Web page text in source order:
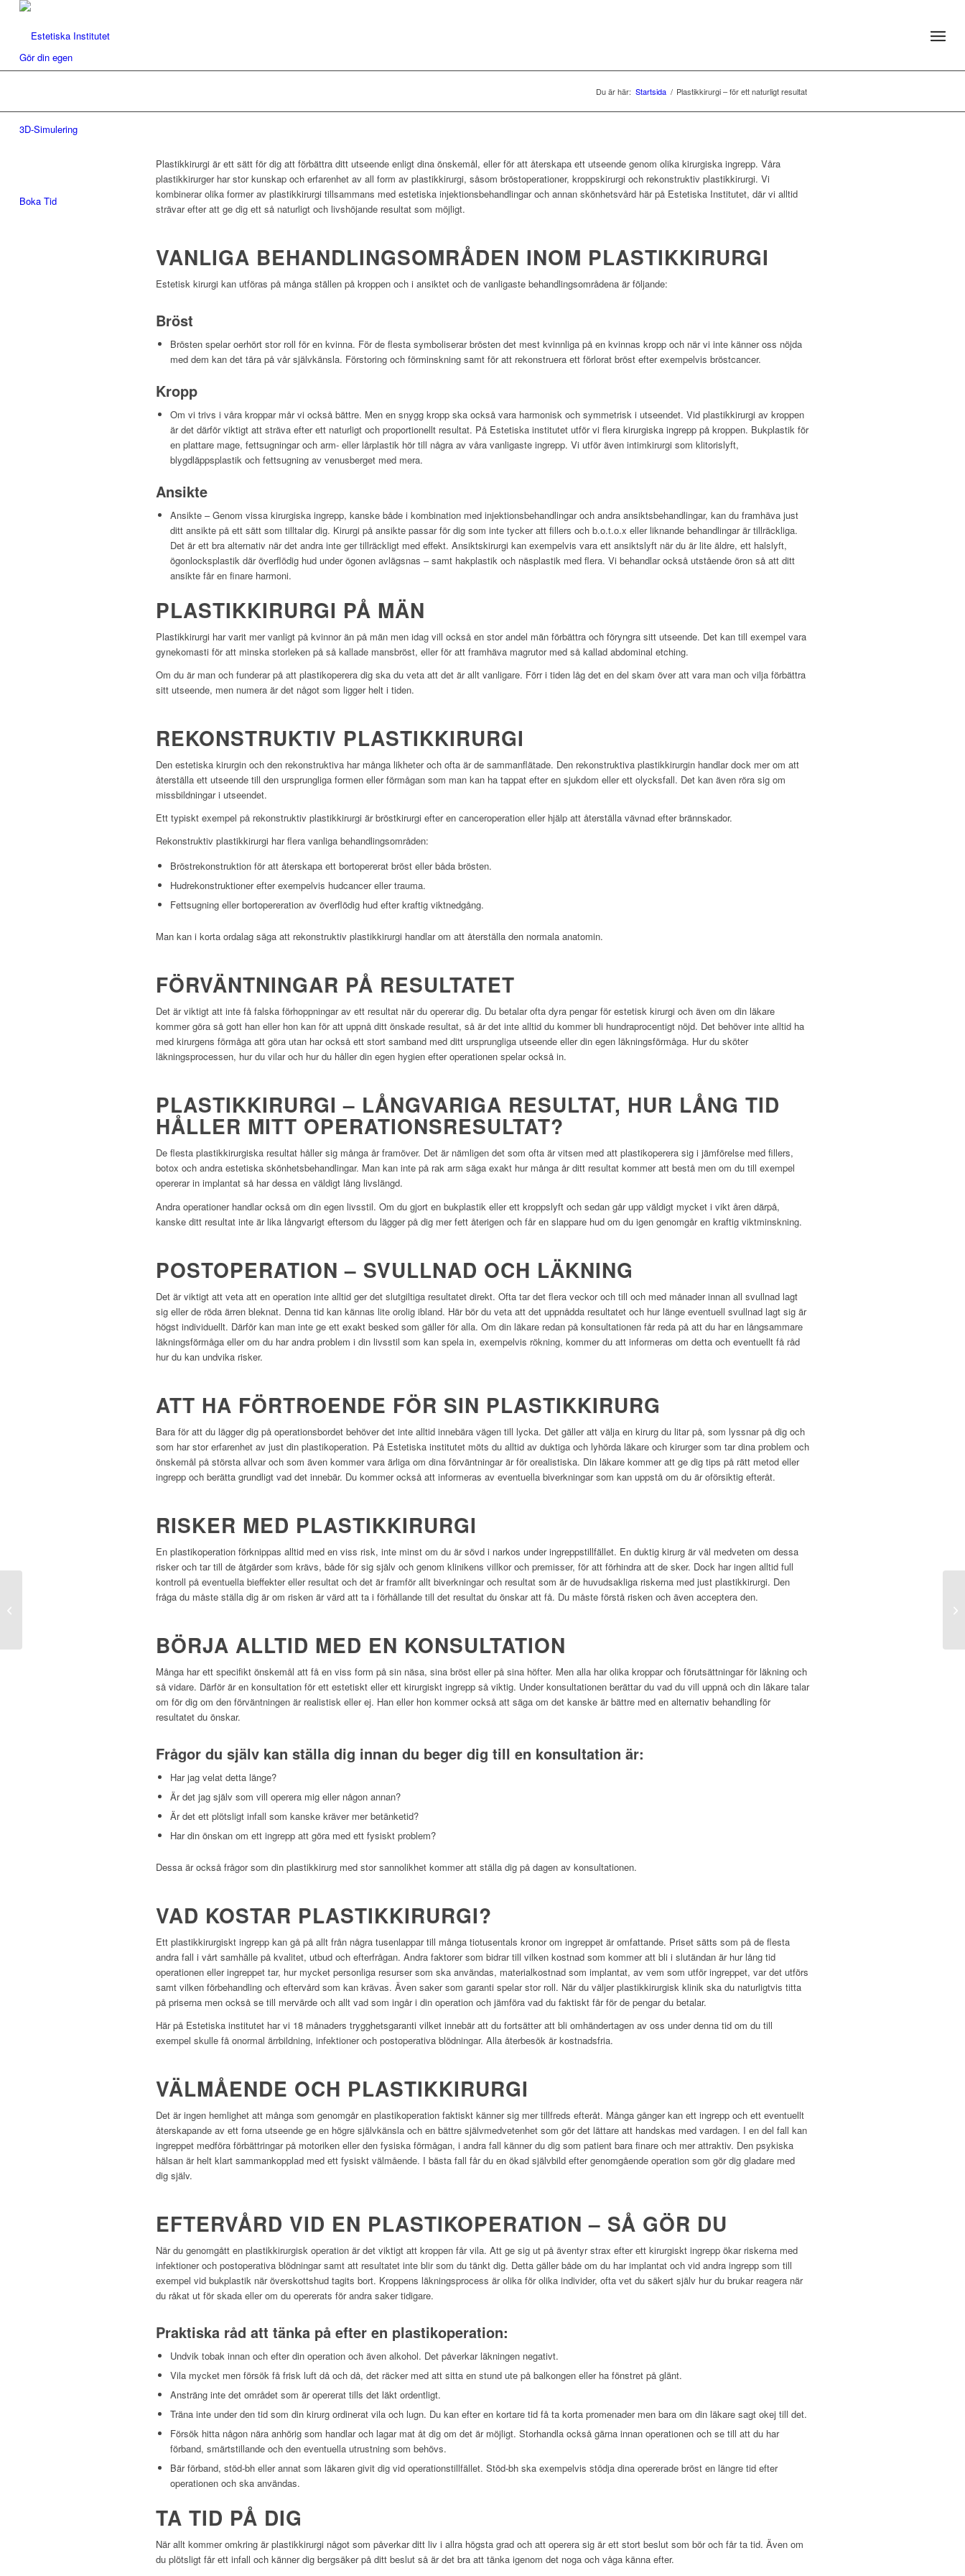
Gör din egen
3D-Simulering
Boka Tid
Du är här: Startsida / Plastikkirurgi – för ett naturligt resultat
Plastikkirurgi är ett sätt för dig att förbättra ditt utseende enligt dina önskemål, eller för att återskapa ett utseende genom olika kirurgiska ingrepp. Våra
plastikkirurger har stor kunskap och erfarenhet av all form av plastikkirurgi, såsom bröstoperationer, kroppskirurgi och rekonstruktiv plastikkirurgi. Vi
kombinerar olika former av plastikkirurgi tillsammans med estetiska injektionsbehandlingar och annan skönhetsvård här på Estetiska Institutet, där vi alltid
strävar efter att ge dig ett så naturligt och livshöjande resultat som möjligt.
VANLIGA BEHANDLINGSOMRÅDEN INOM PLASTIKKIRURGI
Estetisk kirurgi kan utföras på många ställen på kroppen och i ansiktet och de vanligaste behandlingsområdena är följande:
Bröst
Brösten spelar oerhört stor roll för en kvinna. För de flesta symboliserar brösten det mest kvinnliga på en kvinnas kropp och när vi inte känner oss nöjda
med dem kan det tära på vår självkänsla. Förstoring och förminskning samt för att rekonstruera ett förlorat bröst efter exempelvis bröstcancer.
Kropp
Om vi trivs i våra kroppar mår vi också bättre. Men en snygg kropp ska också vara harmonisk och symmetrisk i utseendet. Vid plastikkirurgi av kroppen
är det därför viktigt att sträva efter ett naturligt och proportionellt resultat. På Estetiska institutet utför vi flera kirurgiska ingrepp på kroppen. Bukplastik för
en plattare mage, fettsugningar och arm- eller lårplastik hör till några av våra vanligaste ingrepp. Vi utför även intimkirurgi som klitorislyft,
blygdläppsplastik och fettsugning av venusberget med mera.
Ansikte
Ansikte – Genom vissa kirurgiska ingrepp, kanske både i kombination med injektionsbehandlingar och andra ansiktsbehandlingar, kan du framhäva just
ditt ansikte på ett sätt som tilltalar dig. Kirurgi på ansikte passar för dig som inte tycker att fillers och b.o.t.o.x eller liknande behandlingar är tillräckliga.
Det är ett bra alternativ när det andra inte ger tillräckligt med effekt. Ansiktskirurgi kan exempelvis vara ett ansiktslyft när du är lite äldre, ett halslyft,
ögonlocksplastik där överflödig hud under ögonen avlägsnas – samt hakplastik och näsplastik med flera. Vi behandlar också utstående öron så att ditt
ansikte får en finare harmoni.
PLASTIKKIRURGI PÅ MÄN
Plastikkirurgi har varit mer vanligt på kvinnor än på män men idag vill också en stor andel män förbättra och föryngra sitt utseende. Det kan till exempel vara
gynekomasti för att minska storleken på så kallade mansbröst, eller för att framhäva magrutor med så kallad abdominal etching.
Om du är man och funderar på att plastikoperera dig ska du veta att det är allt vanligare. Förr i tiden låg det en del skam över att vara man och vilja förbättra
sitt utseende, men numera är det något som ligger helt i tiden.
REKONSTRUKTIV PLASTIKKIRURGI
Den estetiska kirurgin och den rekonstruktiva har många likheter och ofta är de sammanflätade. Den rekonstruktiva plastikkirurgin handlar dock mer om att
återställa ett utseende till den ursprungliga formen eller förmågan som man kan ha tappat efter en sjukdom eller ett olycksfall. Det kan även röra sig om
missbildningar i utseendet.
Ett typiskt exempel på rekonstruktiv plastikkirurgi är bröstkirurgi efter en canceroperation eller hjälp att återställa vävnad efter brännskador.
Rekonstruktiv plastikkirurgi har flera vanliga behandlingsområden:
Bröstrekonstruktion för att återskapa ett bortopererat bröst eller båda brösten.
Hudrekonstruktioner efter exempelvis hudcancer eller trauma.
Fettsugning eller bortopereration av överflödig hud efter kraftig viktnedgång.
Man kan i korta ordalag säga att rekonstruktiv plastikkirurgi handlar om att återställa den normala anatomin.
FÖRVÄNTNINGAR PÅ RESULTATET
Det är viktigt att inte få falska förhoppningar av ett resultat när du opererar dig. Du betalar ofta dyra pengar för estetisk kirurgi och även om din läkare
kommer göra så gott han eller hon kan för att uppnå ditt önskade resultat, så är det inte alltid du kommer bli hundraprocentigt nöjd. Det behöver inte alltid ha
med kirurgens förmåga att göra utan har också ett stort samband med ditt ursprungliga utseende eller din egen läkningsförmåga. Hur du sköter
läkningsprocessen, hur du vilar och hur du håller din egen hygien efter operationen spelar också in.
PLASTIKKIRURGI – LÅNGVARIGA RESULTAT, HUR LÅNG TID
HÅLLER MITT OPERATIONSRESULTAT?
De flesta plastikkirurgiska resultat håller sig många år framöver. Det är nämligen det som ofta är vitsen med att plastikoperera sig i jämförelse med fillers,
botox och andra estetiska skönhetsbehandlingar. Man kan inte på rak arm säga exakt hur många år ditt resultat kommer att bestå men om du till exempel
opererar in implantat så har dessa en väldigt lång livslängd.
Andra operationer handlar också om din egen livsstil. Om du gjort en bukplastik eller ett kroppslyft och sedan går upp väldigt mycket i vikt åren därpå,
kanske ditt resultat inte är lika långvarigt eftersom du lägger på dig mer fett återigen och får en slappare hud om du igen genomgår en kraftig viktminskning.
POSTOPERATION – SVULLNAD OCH LÄKNING
Det är viktigt att veta att en operation inte alltid ger det slutgiltiga resultatet direkt. Ofta tar det flera veckor och till och med månader innan all svullnad lagt
sig eller de röda ärren bleknat. Denna tid kan kännas lite orolig ibland. Här bör du veta att det uppnådda resultatet och hur länge eventuell svullnad lagt sig är
högst individuellt. Därför kan man inte ge ett exakt besked som gäller för alla. Om din läkare redan på konsultationen får reda på att du har en långsammare
läkningsförmåga eller om du har andra problem i din livsstil som kan spela in, exempelvis rökning, kommer du att informeras om detta och eventuellt få råd
hur du kan undvika risker.
ATT HA FÖRTROENDE FÖR SIN PLASTIKKIRURG
Bara för att du lägger dig på operationsbordet behöver det inte alltid innebära vägen till lycka. Det gäller att välja en kirurg du litar på, som lyssnar på dig och
som har stor erfarenhet av just din plastikoperation. På Estetiska institutet möts du alltid av duktiga och lyhörda läkare och kirurger som tar dina problem och
önskemål på största allvar och som även kommer vara ärliga om dina förväntningar är för orealistiska. Din läkare kommer att ge dig tips på rätt metod eller
ingrepp och berätta grundligt vad det innebär. Du kommer också att informeras av eventuella biverkningar som kan uppstå om du är oförsiktig efteråt.
RISKER MED PLASTIKKIRURGI
En plastikoperation förknippas alltid med en viss risk, inte minst om du är sövd i narkos under ingreppstillfället. En duktig kirurg är väl medveten om dessa
risker och tar till de åtgärder som krävs, både för sig själv och genom klinikens villkor och premisser, för att förhindra att de sker. Dock har ingen alltid full
kontroll på eventuella bieffekter eller resultat och det är framför allt biverkningar och resultat som är de huvudsakliga riskerna med just plastikkirurgi. Den
fråga du måste ställa dig är om risken är värd att ta i förhållande till det resultat du önskar att få. Du måste förstå risken och även acceptera den.
BÖRJA ALLTID MED EN KONSULTATION
Många har ett specifikt önskemål att få en viss form på sin näsa, sina bröst eller på sina höfter. Men alla har olika kroppar och förutsättningar för läkning och
så vidare. Därför är en konsultation för ett estetiskt eller ett kirurgiskt ingrepp så viktig. Under konsultationen berättar du vad du vill uppnå och din läkare talar
om för dig om den förväntningen är realistisk eller ej. Han eller hon kommer också att säga om det kanske är bättre med en alternativ behandling för
resultatet du önskar.
Frågor du själv kan ställa dig innan du beger dig till en konsultation är:
Har jag velat detta länge?
Är det jag själv som vill operera mig eller någon annan?
Är det ett plötsligt infall som kanske kräver mer betänketid?
Har din önskan om ett ingrepp att göra med ett fysiskt problem?
Dessa är också frågor som din plastikkirurg med stor sannolikhet kommer att ställa dig på dagen av konsultationen.
VAD KOSTAR PLASTIKKIRURGI?
Ett plastikkirurgiskt ingrepp kan gå på allt från några tusenlappar till många tiotusentals kronor om ingreppet är omfattande. Priset sätts som på de flesta
andra fall i vårt samhälle på kvalitet, utbud och efterfrågan. Andra faktorer som bidrar till vilken kostnad som kommer att bli i slutändan är hur lång tid
operationen eller ingreppet tar, hur mycket personliga resurser som ska användas, materialkostnad som implantat, av vem som utför ingreppet, var det utförs
samt vilken förbehandling och eftervård som kan krävas. Även saker som garanti spelar stor roll. När du väljer plastikkirurgisk klinik ska du naturligtvis titta
på priserna men också se till mervärde och allt vad som ingår i din operation och jämföra vad du faktiskt får för de pengar du betalar.
Här på Estetiska institutet har vi 18 månaders trygghetsgaranti vilket innebär att du fortsätter att bli omhändertagen av oss under denna tid om du till
exempel skulle få onormal ärrbildning, infektioner och postoperativa blödningar. Alla återbesök är kostnadsfria.
VÄLMÅENDE OCH PLASTIKKIRURGI
Det är ingen hemlighet att många som genomgår en plastikoperation faktiskt känner sig mer tillfreds efteråt. Många gånger kan ett ingrepp och ett eventuellt
återskapande av ett forna utseende ge en högre självkänsla och en bättre självmedvetenhet som gör det lättare att handskas med vardagen. I en del fall kan
ingreppet medföra förbättringar på motoriken eller den fysiska förmågan, i andra fall känner du dig som patient bara finare och mer attraktiv. Den psykiska
hälsan är helt klart sammankopplad med ett fysiskt välmående. I bästa fall får du en ökad självbild efter genomgående operation som gör dig gladare med
dig själv.
EFTERVÅRD VID EN PLASTIKOPERATION – SÅ GÖR DU
När du genomgått en plastikkirurgisk operation är det viktigt att kroppen får vila. Att ge sig ut på äventyr strax efter ett kirurgiskt ingrepp ökar riskerna med
infektioner och postoperativa blödningar samt att resultatet inte blir som du tänkt dig. Detta gäller både om du har implantat och vid andra ingrepp som till
exempel vid bukplastik när överskottshud tagits bort. Kroppens läkningsprocess är olika för olika individer, ofta vet du säkert själv hur du brukar reagera när
du råkat ut för skada eller om du opererats för andra saker tidigare.
Praktiska råd att tänka på efter en plastikoperation:
Undvik tobak innan och efter din operation och även alkohol. Det påverkar läkningen negativt.
Vila mycket men försök få frisk luft då och då, det räcker med att sitta en stund ute på balkongen eller ha fönstret på glänt.
Ansträng inte det området som är opererat tills det läkt ordentligt.
Träna inte under den tid som din kirurg ordinerat vila och lugn. Du kan efter en kortare tid få ta korta promenader men bara om din läkare sagt okej till det.
Försök hitta någon nära anhörig som handlar och lagar mat åt dig om det är möjligt. Storhandla också gärna innan operationen och se till att du har
förband, smärtstillande och den eventuella utrustning som behövs.
Bär förband, stöd-bh eller annat som läkaren givit dig vid operationstillfället. Stöd-bh ska exempelvis stödja dina opererade bröst en längre tid efter
operationen och ska användas.
TA TID PÅ DIG
När allt kommer omkring är plastikkirurgi något som påverkar ditt liv i allra högsta grad och att operera sig är ett stort beslut som bör och får ta tid. Även om
du plötsligt får ett infall och känner dig bergsäker på ditt beslut så är det bra att tänka igenom det noga och våga känna efter.